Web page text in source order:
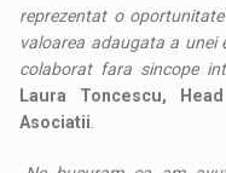
reprezentat o
valoarea adaugata a unei
colaborat fara sincope
Laura Toncescu,
Asociatii